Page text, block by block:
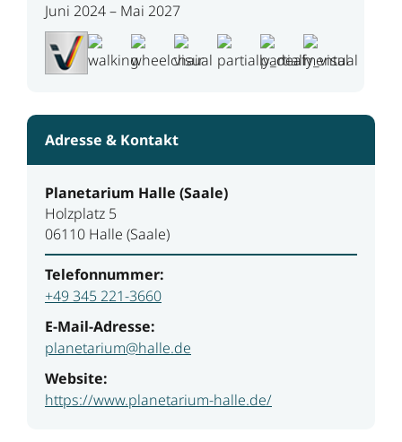
Juni 2024 – Mai 2027
Adresse & Kontakt
Planetarium Halle (Saale)
Holzplatz 5
06110 Halle (Saale)
Telefonnummer:
+49 345 221-3660
E-Mail-Adresse:
planetarium@halle.de
Website:
https://www.planetarium-halle.de/